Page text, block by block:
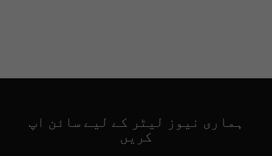
ہماری نیوز لیٹر کے لیے سائن اپ
کریں